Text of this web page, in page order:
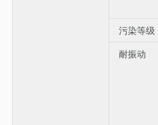
污染等级
耐振动